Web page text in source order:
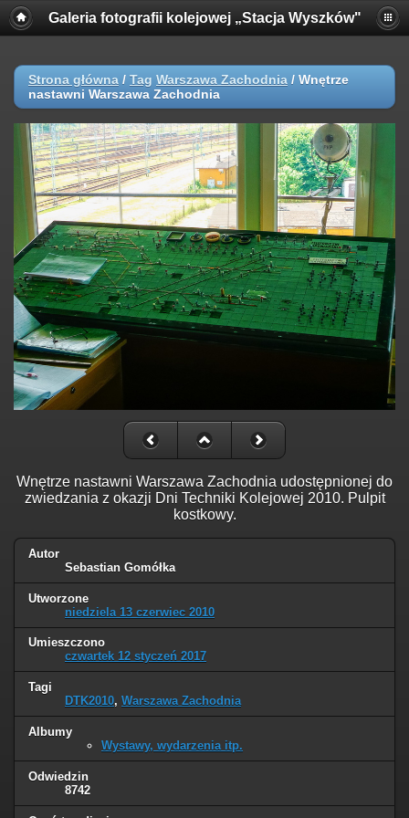
Galeria fotografii kolejowej „Stacja Wyszków"
Strona główna / Tag Warszawa Zachodnia / Wnętrze
nastawni Warszawa Zachodnia
Wnętrze nastawni Warszawa Zachodnia udostępnionej do
zwiedzania z okazji Dni Techniki Kolejowej 2010. Pulpit
kostkowy.
Autor
Sebastian Gomółka
Utworzone
niedziela 13 czerwiec 2010
Umieszczono
czwartek 12 styczeń 2017
Tagi
DTK2010, Warszawa Zachodnia
Albumy
Wystawy, wydarzenia itp.
Odwiedzin
8742